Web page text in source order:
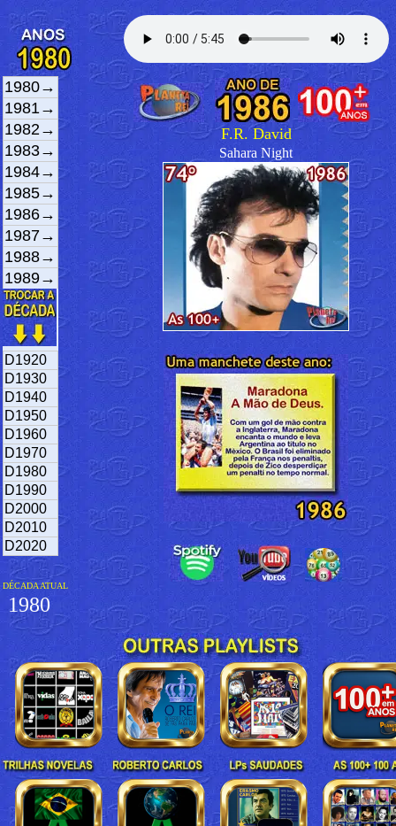
1980→
1981→
1982→
1983→
1984→
1985→
1986→
1987→
1988→
1989→
D1920
D1930
D1940
D1950
D1960
D1970
D1980
D1990
D2000
D2010
D2020
DÉCADA ATUAL
1980
F.R. David
Sahara Night